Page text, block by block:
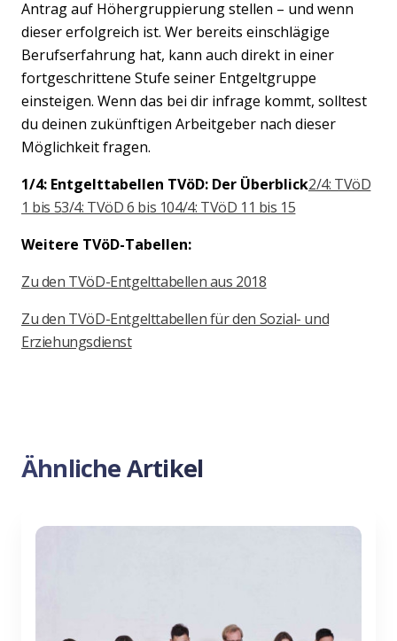
Antrag auf Höhergruppierung stellen – und wenn
dieser erfolgreich ist. Wer bereits einschlägige
Berufserfahrung hat, kann auch direkt in einer
fortgeschrittene Stufe seiner Entgeltgruppe
einsteigen. Wenn das bei dir infrage kommt, solltest
du deinen zukünftigen Arbeitgeber nach dieser
Möglichkeit fragen.
1/4: Entgelttabellen TVöD: Der Überblick2/4: TVöD
1 bis 53/4: TVöD 6 bis 104/4: TVöD 11 bis 15
Weitere TVöD-Tabellen:
Zu den TVöD-Entgelttabellen aus 2018
Zu den TVöD-Entgelttabellen für den Sozial- und
Erziehungsdienst
Ähnliche Artikel